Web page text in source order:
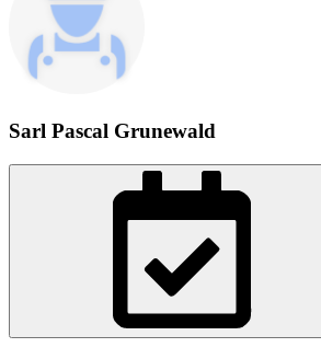
Sarl Pascal Grunewald